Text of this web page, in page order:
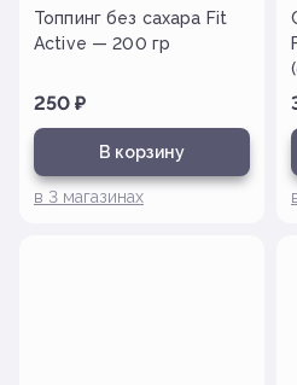
Топпинг без сахара Fit
Active — 200 гр
250 ₽
В корзину
в 3 магазинах